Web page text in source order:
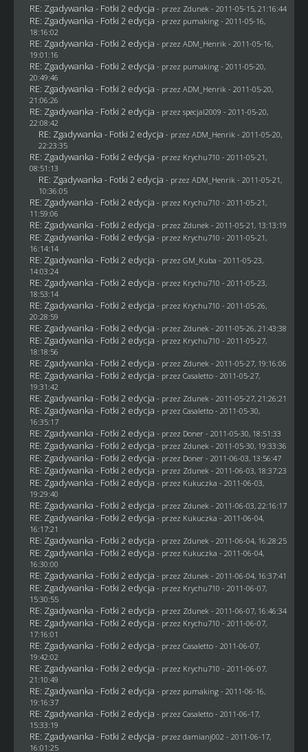
RE: Zgadywanka - Fotki 2 edycja - przez Zdunek - 2011-05-15, 21:16:44
RE: Zgadywanka - Fotki 2 edycja - przez pumaking- 2011-05-16,
18:16:02
RE: Zgadywanka - Fotki 2 edycja - przez ADM_Henrik - 2011-05-16,
19:01:16
RE: Zgadywanka - Fotki 2 edycja - przez pumaking- 2011-05-20,
20:49:46
RE: Zgadywanka - Fotki 2 edycja - przez ADM_Henrik - 2011-05-20,
21:06:26
RE: Zgadywanka - Fotki 2 edycja - przez specjal2009 - 2011-05-20,
22:08:42
RE: Zgadywanka - Fotki 2 edycja - przez ADM_Henrik - 2011-05-20,
22:23:35
RE: Zgadywanka - Fotki 2 edycja - przez Krychu710 - 2011-05-21,
08:51:13
RE: Zgadywanka - Fotki 2 edycja - przez ADM_Henrik - 2011-05-21,
10:36:05
RE: Zgadywanka - Fotki 2 edycja - przez Krychu710 - 2011-05-21,
11:59:06
RE: Zgadywanka - Fotki 2 edycja - przez Zdunek - 2011-05-21, 13:13:19
RE: Zgadywanka - Fotki 2 edycja - przez Krychu710 - 2011-05-21,
16:14:14
RE: Zgadywanka - Fotki 2 edycja - przez GM_Kuba - 2011-05-23,
14:03:24
RE: Zgadywanka - Fotki 2 edycja - przez Krychu710 - 2011-05-23,
18:53:14
RE: Zgadywanka - Fotki 2 edycja - przez Krychu710 - 2011-05-26,
20:28:59
RE: Zgadywanka - Fotki 2 edycja - przez Zdunek - 2011-05-26, 21:43:38
RE: Zgadywanka - Fotki 2 edycja - przez Krychu710 - 2011-05-27,
18:18:56
RE: Zgadywanka - Fotki 2 edycja - przez Zdunek - 2011-05-27, 19:16:06
RE: Zgadywanka - Fotki 2 edycja - przez Casaletto- 2011-05-27,
19:31:42
RE: Zgadywanka - Fotki 2 edycja - przez Zdunek - 2011-05-27, 21:26:21
RE: Zgadywanka - Fotki 2 edycja - przez Casaletto- 2011-05-30,
16:35:17
RE: Zgadywanka - Fotki 2 edycja - przez Doner- 2011-05-30, 18:51:33
RE: Zgadywanka - Fotki 2 edycja - przez Zdunek - 2011-05-30, 19:33:36
RE: Zgadywanka - Fotki 2 edycja - przez Doner- 2011-06-03, 13:56:47
RE: Zgadywanka - Fotki 2 edycja - przez Zdunek - 2011-06-03, 18:37:23
RE: Zgadywanka - Fotki 2 edycja - przez Kukuczka - 2011-06-03,
19:29:40
RE: Zgadywanka - Fotki 2 edycja - przez Zdunek - 2011-06-03, 22:16:17
RE: Zgadywanka - Fotki 2 edycja - przez Kukuczka - 2011-06-04,
16:17:21
RE: Zgadywanka - Fotki 2 edycja - przez Zdunek - 2011-06-04, 16:28:25
RE: Zgadywanka - Fotki 2 edycja - przez Kukuczka - 2011-06-04,
16:30:00
RE: Zgadywanka - Fotki 2 edycja - przez Zdunek - 2011-06-04, 16:37:41
RE: Zgadywanka - Fotki 2 edycja - przez Krychu710 - 2011-06-07,
15:30:55
RE: Zgadywanka - Fotki 2 edycja - przez Zdunek - 2011-06-07, 16:46:34
RE: Zgadywanka - Fotki 2 edycja - przez Krychu710 - 2011-06-07,
17:16:01
RE: Zgadywanka - Fotki 2 edycja - przez Casaletto- 2011-06-07,
19:42:02
RE: Zgadywanka - Fotki 2 edycja - przez Krychu710 - 2011-06-07,
21:10:49
RE: Zgadywanka - Fotki 2 edycja - przez pumaking- 2011-06-16,
19:16:37
RE: Zgadywanka - Fotki 2 edycja - przez Casaletto- 2011-06-17,
15:33:19
RE: Zgadywanka - Fotki 2 edycja - przez damianj002 - 2011-06-17,
16:01:25